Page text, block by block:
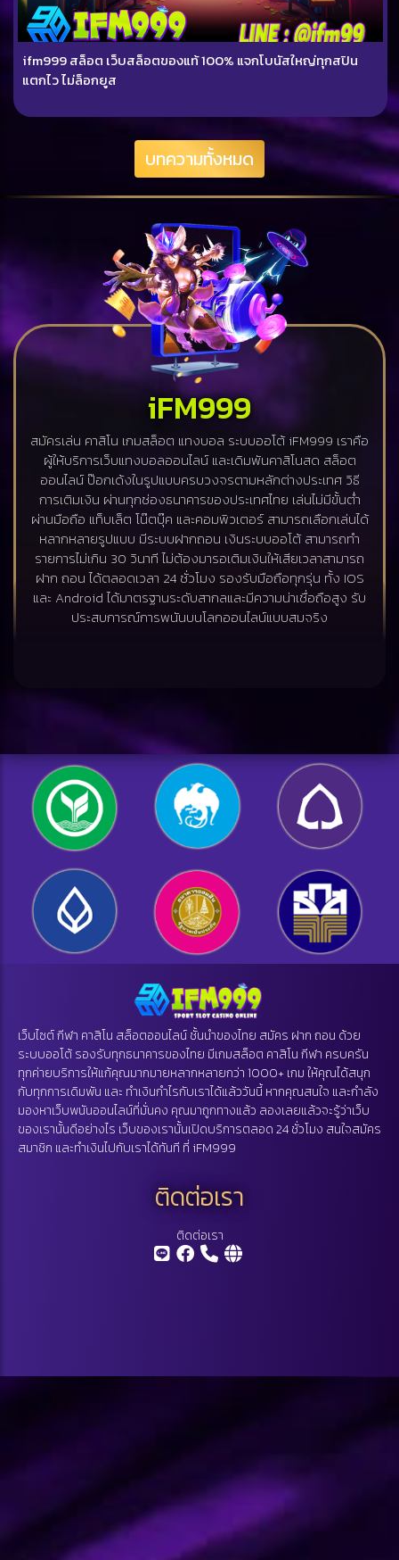
ifm999 สล็อต เว็บสล็อตของแท้ 100% แจกโบนัสใหญ่ทุกสปิน
แตกไว ไม่ล็อกยูส
บทความทั้งหมด
iFM999
สมัครเล่น คาสิโน เกมสล็อต แทงบอล ระบบออโต้ iFM999 เราคือ
ผู้ให้บริการเว็บแทงบอลออนไลน์ และเดิมพันคาสิโนสด สล็อต
ออนไลน์ ป๊อกเด้งในรูปแบบครบวงจรตามหลักต่างประเทศ วิธี
การเติมเงิน ผ่านทุกช่องธนาคารของประเทศไทย เล่นไม่มีขั้นต่ำ
ผ่านมือถือ แท็บเล็ต โน๊ตบุ๊ค และคอมพิวเตอร์ สามารถเลือกเล่นได้
หลากหลายรูปแบบ มีระบบฝากถอน เงินระบบออโต้ สามารถทำ
รายการไม่เกิน 30 วินาที ไม่ต้องมารอเติมเงินให้เสียเวลาสามารถ
ฝาก ถอน ได้ตลอดเวลา 24 ชั่วโมง รองรับมือถือทุกรุ่น ทั้ง IOS
และ Android ได้มาตรฐานระดับสากลและมีความน่าเชื่อถือสูง รับ
ประสบการณ์การพนันบนโลกออนไลน์แบบสมจริง
เว็บไซต์ กีฬา คาสิโน สล็อตออนไลน์ ชั้นนำของไทย สมัคร ฝาก ถอน ด้วย
ระบบออโต้ รองรับทุกธนาคารของไทย มีเกมสล็อต คาสิโน กีฬา ครบครัน
ทุกค่ายบริการให้แก้คุณมากมายหลากหลายกว่า 1000+ เกม ให้คุณได้สนุก
กับทุกการเดิมพัน และ ทำเงินกำไรกับเราได้แล้ววันนี้ หากคุณสนใจ และกำลัง
มองหาเว็บพนันออนไลน์ที่มั่นคง คุณมาถูกทางแล้ว ลองเลยแล้วจะรู้ว่าเว็บ
ของเรานั้นดีอย่างไร เว็บของเรานั้นเปิดบริการตลอด 24 ชั่วโมง สนใจสมัคร
สมาชิก และทำเงินไปกับเราได้ทันที ที่ iFM999
ติดต่อเรา
ติดต่อเรา